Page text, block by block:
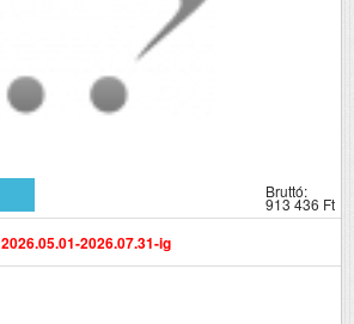
Bruttó:
913 436 Ft
2026.05.01-2026.07.31-ig